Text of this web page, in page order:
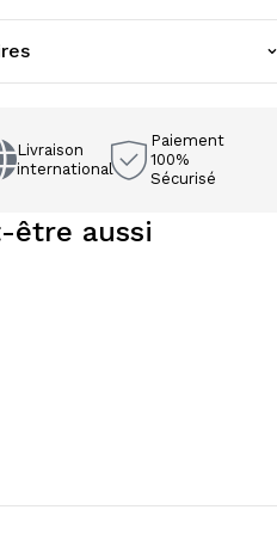
Livraison
international
Paiement
100%
Sécurisé
être aussi